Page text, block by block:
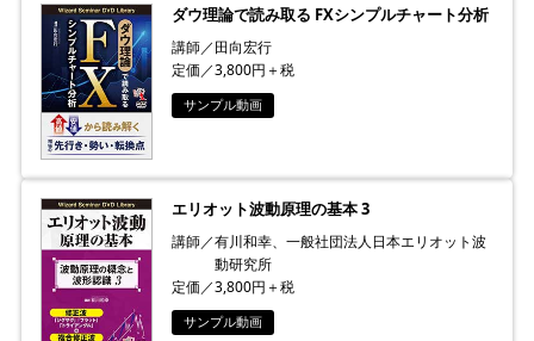
ダウ理論で読み取る FXシンプルチャート分析
講師／田向宏行
定価／3,800円＋税
サンプル動画
エリオット波動原理の基本 3
講師／有川和幸、一般社団法人日本エリオット波
動研究所
定価／3,800円＋税
サンプル動画